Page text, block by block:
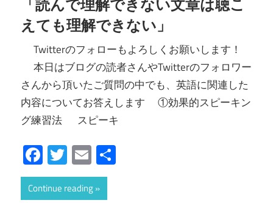
「読んで理解できない文章は聴こ
えても理解できない」
Twitterのフォローもよろしくお願いします！
本日はブログの読者さんやTwitterのフォロワー
さんから頂いたご質問の中でも、英語に関連した
内容についてお答えします ①効果的スピーキン
グ練習法 スピーキ
Facebook
Twitter
Email
Continue reading